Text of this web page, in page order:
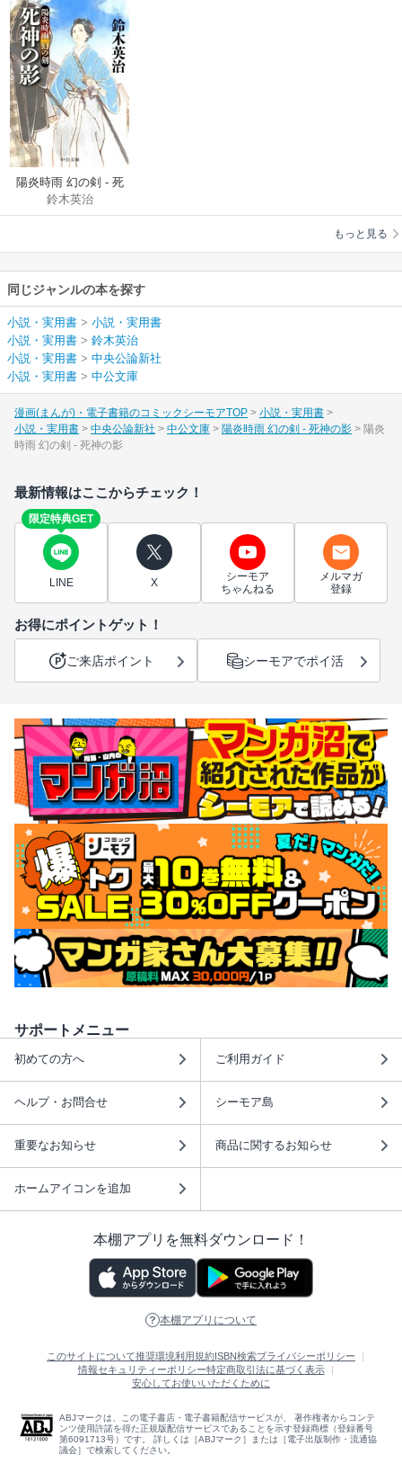
陽炎時雨 幻の剣 - 死
神の影
鈴木英治
もっと見る
同じジャンルの本を探す
小説・実用書 > 小説・実用書
小説・実用書 > 鈴木英治
小説・実用書 > 中央公論新社
小説・実用書 > 中公文庫
漫画(まんが)・電子書籍のコミックシーモアTOP
小説・実用書
小説・実用書
中央公論新社 中公文庫 陽炎時雨 幻の剣 - 死神の影
陽炎
時雨 幻の剣 - 死神の影
最新情報はここからチェック！
限定特典GET
LINE X
シーモア
ちゃんねる
メルマガ
登録
お得にポイントゲット！
ご来店ポイント シーモアでポイ活
サポートメニュー
初めての方へ ご利用ガイド
ヘルプ・お問合せ シーモア島
重要なお知らせ 商品に関するお知らせ
ホームアイコンを追加
本棚アプリを無料ダウンロード！
本棚アプリについて
このサイトについて推奨環境利用規約 ISBN検索プライバシーポリシー
情報セキュリティーポリシー特定商取引法に基づく表示
安心してお使いいただくために
ABJマークは、この電子書店・電子書籍配信サービスが、 著作権者からコンテ
ンツ使用許諾を得た正規版配信サービスであることを示す登録商標（登録番号
第6091713号）です。 詳しくは［ABJマーク］または［電子出版制作・流通協
議会］で検索してください。